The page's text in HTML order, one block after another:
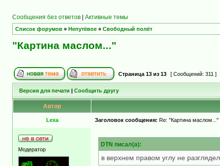
Сообщения без ответов | Активные темы
Список форумов » Непутёвое » Свободный полёт
"Картина маслом..."
Страница 13 из 13 [ Сообщений: 311 ]
Версия для печати | Сообщить другу
Автор
Lexa Заголовок сообщения: Re: "Картина маслом..."
Модератор
DTN писал(а):
в верхнем правом углу не